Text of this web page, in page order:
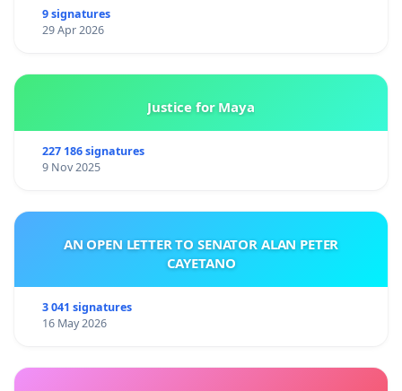
9 signatures
29 Apr 2026
Justice for Maya
227 186 signatures
9 Nov 2025
AN OPEN LETTER TO SENATOR ALAN PETER
CAYETANO
3 041 signatures
16 May 2026